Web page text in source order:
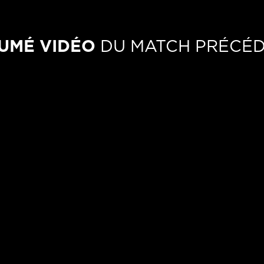
VIDÉO DU MATCH